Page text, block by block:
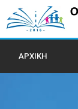
ΑΡΧΙΚΗ